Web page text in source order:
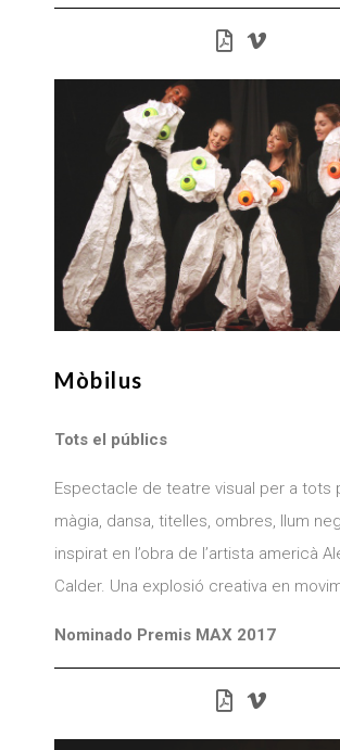
Mòbilus
Tots el públics
Espectacle de teatre visual per a tots
màgia, dansa, titelles, ombres, llum
inspirat en l’obra de l’artista americà
Calder. Una explosió creativa en
Nominado Premis MAX 2017